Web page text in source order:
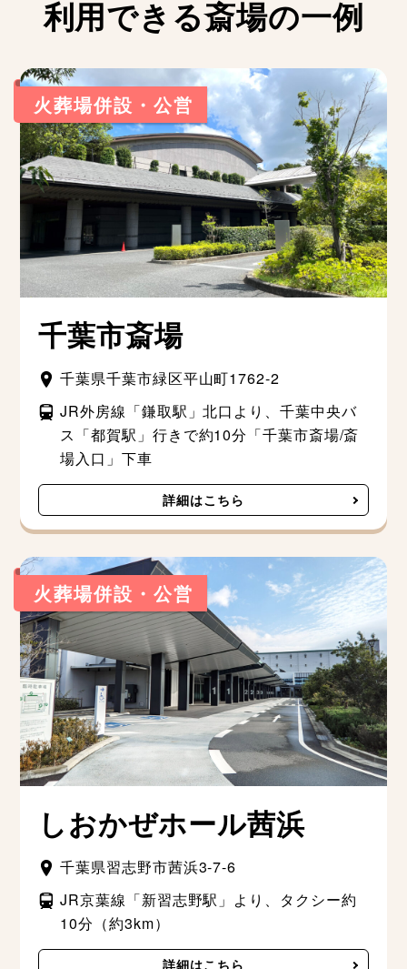
利用できる斎場の一例
火葬場併設・公営
千葉市斎場
千葉県千葉市緑区平山町1762-2
JR外房線「鎌取駅」北口より、千葉中央バ
ス「都賀駅」行きで約10分「千葉市斎場/斎
場入口」下車
詳細はこちら
火葬場併設・公営
しおかぜホール茜浜
千葉県習志野市茜浜3-7-6
JR京葉線「新習志野駅」より、タクシー約
10分（約3km）
詳細はこちら